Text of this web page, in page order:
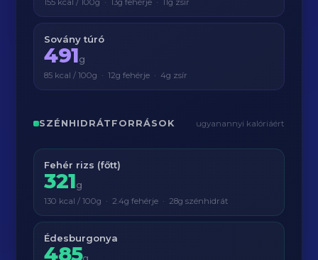
155 kcal / 100g · 13g fehérje · 11g zsír
Sovány túró
491g
85 kcal / 100g · 12g fehérje · 4g zsír
SZÉNHIDRÁTFORRÁSOK ugyanannyi kalóriáért
Fehér rizs (főtt)
321g
130 kcal / 100g · 2.4g fehérje · 28g szénhidrát
Édesburgonya
485